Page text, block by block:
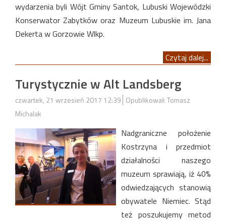
wydarzenia byli Wójt Gminy Santok, Lubuski Wojewódzki
Konserwator Zabytków oraz Muzeum Lubuskie im. Jana
Dekerta w Gorzowie Wlkp.
Czytaj dalej...
Turystycznie w Alt Landsberg
czwartek, 21 wrzesień 2017 12:39 Opublikował: Tomasz
Michalak
Nadgraniczne położenie
Kostrzyna i przedmiot
działalności naszego
muzeum sprawiają, iż 40%
odwiedzających stanowią
obywatele Niemiec. Stąd
też poszukujemy metod